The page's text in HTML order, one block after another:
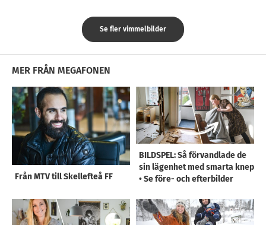
Se fler vimmelbilder
MER FRÅN MEGAFONEN
Från MTV till Skellefteå FF
BILDSPEL: Så förvandlade de
sin lägenhet med smarta knep
• Se före- och efterbilder